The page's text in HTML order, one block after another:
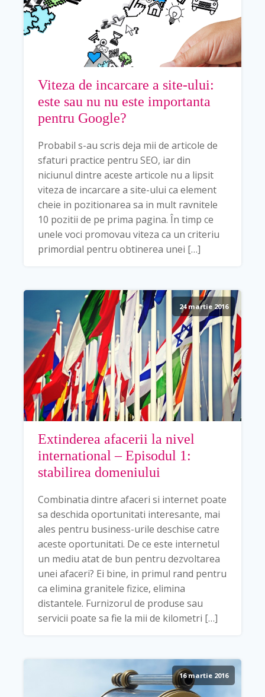
Viteza de incarcare a site-ului:
este sau nu nu este importanta
pentru Google?
Probabil s-au scris deja mii de articole de
sfaturi practice pentru SEO, iar din
niciunul dintre aceste articole nu a lipsit
viteza de incarcare a site-ului ca element
cheie in pozitionarea sa in mult ravnitele
10 pozitii de pe prima pagina. În timp ce
unele voci promovau viteza ca un criteriu
primordial pentru obtinerea unei […]
24 martie 2016
Extinderea afacerii la nivel
international – Episodul 1:
stabilirea domeniului
Combinatia dintre afaceri si internet poate
sa deschida oportunitati interesante, mai
ales pentru business-urile deschise catre
aceste oportunitati. De ce este internetul
un mediu atat de bun pentru dezvoltarea
unei afaceri? Ei bine, in primul rand pentru
ca elimina granitele fizice, elimina
distantele. Furnizorul de produse sau
servicii poate sa fie la mii de kilometri […]
16 martie 2016